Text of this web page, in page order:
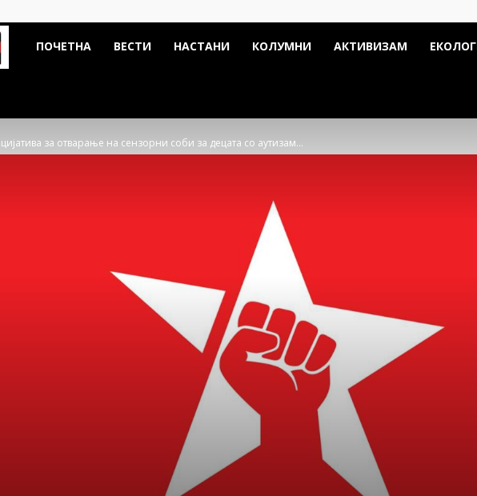
ДСП
ПОЧЕТНА ВЕСТИ НАСТАНИ КОЛУМНИ АКТИВИЗАМ
за отварање на сензорни соби за децата со аутизам...